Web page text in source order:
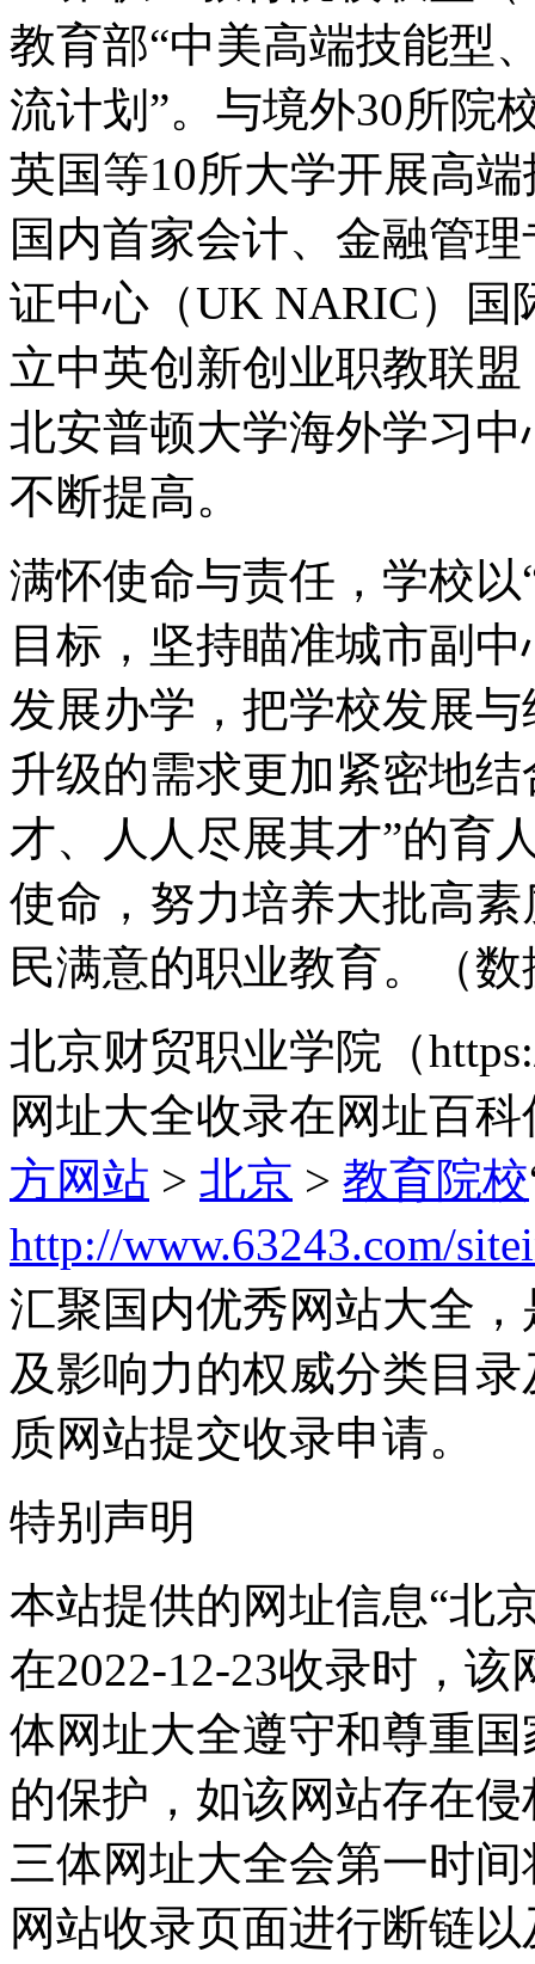
教育部“中美高端技能型
流计划”。与境外30所院
英国等10所大学开展高
国内首家会计、金融管
证中心（UK NARIC）国
立中英创新创业职教联
北安普顿大学海外学习
不断提高。
满怀使命与责任，学校
目标，坚持瞄准城市副
发展办学，把学校发展
升级的需求更加紧密地
才、人人尽展其才”的育
使命，努力培养大批高
民满意的职业教育。（
北京财贸职业学院（
网址大全收录在网址百
方网站 > 北京 > 教育院校
http://www.63243.com/
汇聚国内优秀网站大全
及影响力的权威分类目
质网站提交收录申请。
特别声明
本站提供的网址信息“北
在2022-12-23收录时，
体网址大全遵守和尊重
的保护，如该网站存在
三体网址大全会第一时
网站收录页面进行断链